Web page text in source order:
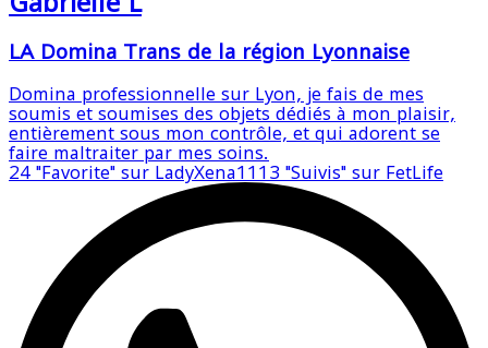
LA Domina Trans de la région Lyonnaise
Domina professionnelle sur Lyon, je fais de mes
soumis et soumises des objets dédiés à mon plaisir,
entièrement sous mon contrôle, et qui adorent se
faire maltraiter par mes soins.
24 "Favorite" sur LadyXena1113 "Suivis" sur FetLife